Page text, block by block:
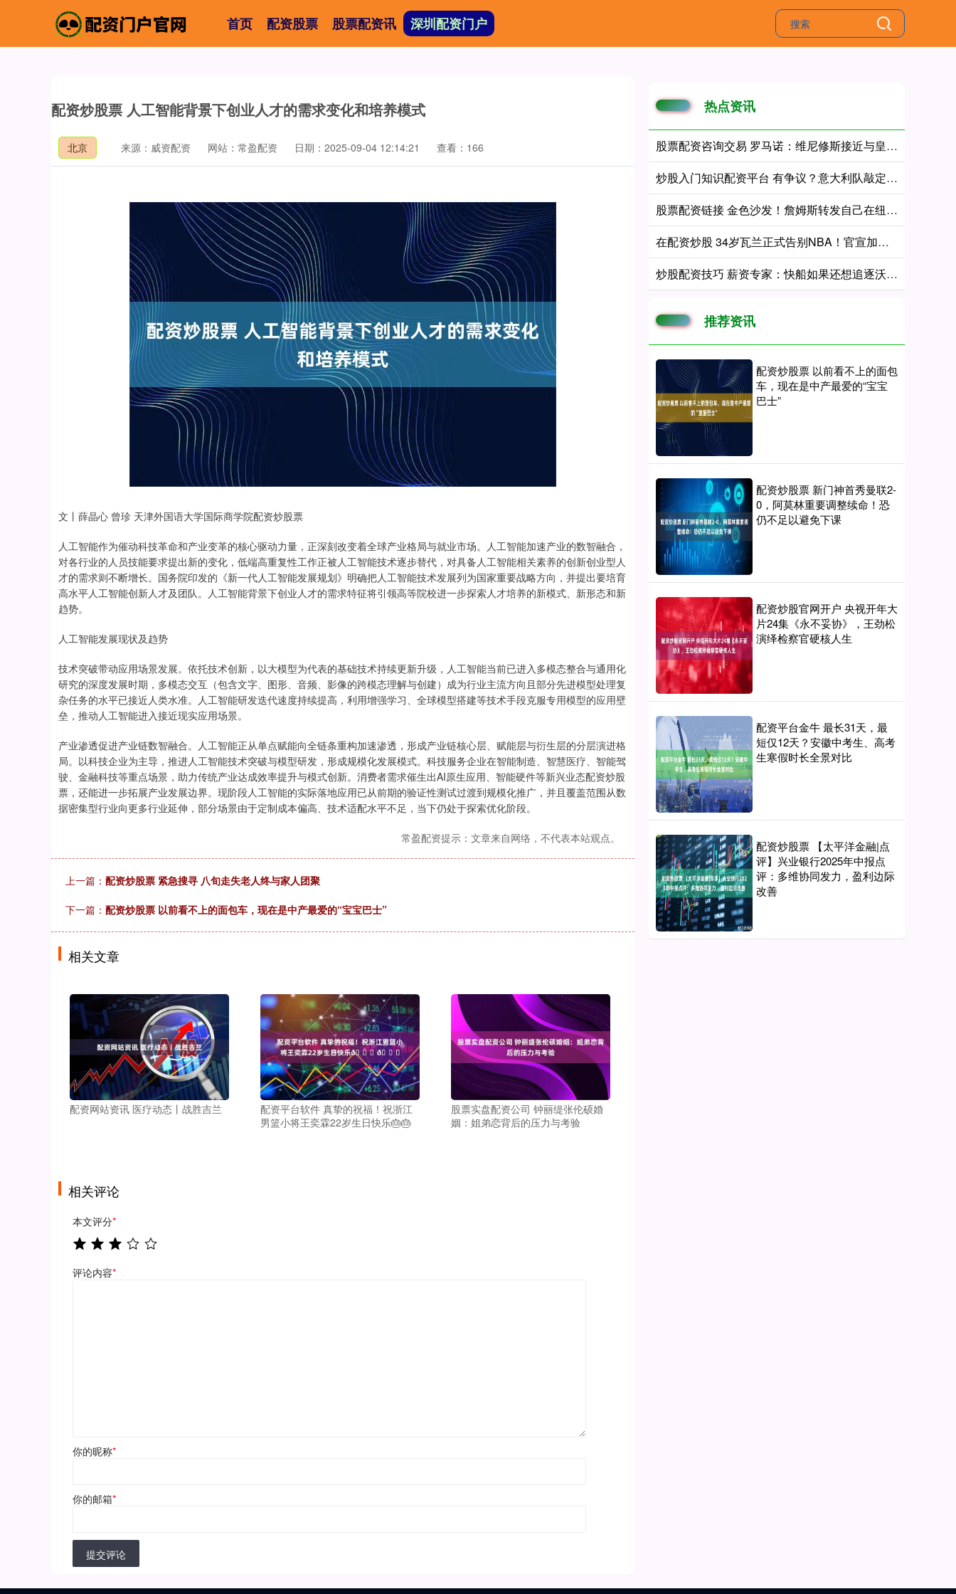
首页 配资股票 股票配资讯 深圳配资门户
配资炒股票 人工智能背景下创业人才的需求变化和培养模式
北京 来源：威资配资 网站：常盈配资 日期：2025-09-04 12:14:21 查看：166
文丨薛晶心 曾珍 天津外国语大学国际商学院配资炒股票
人工智能作为催动科技革命和产业变革的核心驱动力量，正深刻改变着全球产业格局与就业市场。人工智能加速产业的数智融合，
对各行业的人员技能要求提出新的变化，低端高重复性工作正被人工智能技术逐步替代，对具备人工智能相关素养的创新创业型人
才的需求则不断增长。国务院印发的《新一代人工智能发展规划》明确把人工智能技术发展列为国家重要战略方向，并提出要培育
高水平人工智能创新人才及团队。人工智能背景下创业人才的需求特征将引领高等院校进一步探索人才培养的新模式、新形态和新
趋势。
人工智能发展现状及趋势
技术突破带动应用场景发展。依托技术创新，以大模型为代表的基础技术持续更新升级，人工智能当前已进入多模态整合与通用化
研究的深度发展时期，多模态交互（包含文字、图形、音频、影像的跨模态理解与创建）成为行业主流方向且部分先进模型处理复
杂任务的水平已接近人类水准。人工智能研发迭代速度持续提高，利用增强学习、全球模型搭建等技术手段克服专用模型的应用壁
垒，推动人工智能进入接近现实应用场景。
产业渗透促进产业链数智融合。人工智能正从单点赋能向全链条重构加速渗透，形成产业链核心层、赋能层与衍生层的分层演进格
局。以科技企业为主导，推进人工智能技术突破与模型研发，形成规模化发展模式。科技服务企业在智能制造、智慧医疗、智能驾
驶、金融科技等重点场景，助力传统产业达成效率提升与模式创新。消费者需求催生出AI原生应用、智能硬件等新兴业态配资炒股
票，还能进一步拓展产业发展边界。现阶段人工智能的实际落地应用已从前期的验证性测试过渡到规模化推广，并且覆盖范围从数
据密集型行业向更多行业延伸，部分场景由于定制成本偏高、技术适配水平不足，当下仍处于探索优化阶段。
常盈配资提示：文章来自网络，不代表本站观点。
上一篇： 配资炒股票 紧急搜寻 八旬走失老人终与家人团聚
下一篇： 配资炒股票 以前看不上的面包车，现在是中产最爱的“宝宝巴士”
相关文章
配资网站资讯 医疗动态丨战胜吉兰
配资平台软件 真挚的祝福！祝浙江
男篮小将王奕霖22岁生日快乐🎂🎂
股票实盘配资公司 钟丽缇张伦硕婚
姻：姐弟恋背后的压力与考验
相关评论
本文评分*
评论内容*
你的昵称*
你的邮箱*
提交评论
热点资讯
股票配资咨询交易 罗马诺：维尼修斯接近与皇马续约 迪奥曼德官宣很快到来
炒股入门知识配资平台 有争议？意大利队敲定曼奇尼上任，球迷却怒喷：3年前他曾背叛球队 重返蓝衣军团帅位
股票配资链接 金色沙发！詹姆斯转发自己在纽约活动照 KD哈登追梦同款打卡照
在配资炒股 34岁瓦兰正式告别NBA！官宣加盟立陶宛劲旅：新合同2年550万美元
炒股配资技巧 薪资专家：快船如果还想追逐沃特森 可能需要通过交易削减薪资
推荐资讯
配资炒股票 以前看不上的面包
车，现在是中产最爱的“宝宝
巴士”
配资炒股票 新门神首秀曼联2-
0，阿莫林重要调整续命！恐
仍不足以避免下课
配资炒股官网开户 央视开年大
片24集《永不妥协》，王劲松
演绎检察官硬核人生
配资平台金牛 最长31天，最
短仅12天？安徽中考生、高考
生寒假时长全景对比
配资炒股票 【太平洋金融|点
评】兴业银行2025年中报点
评：多维协同发力，盈利边际
改善